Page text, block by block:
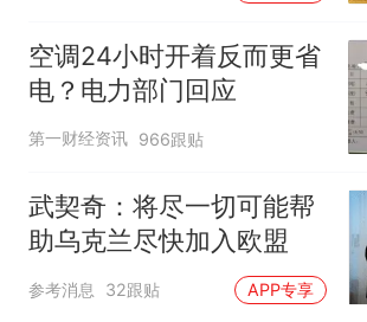
空调24小时开着反而更省
电？电力部门回应
第一财经资讯 966跟贴
武契奇：将尽一切可能帮
助乌克兰尽快加入欧盟
参考消息 32跟贴 APP专享